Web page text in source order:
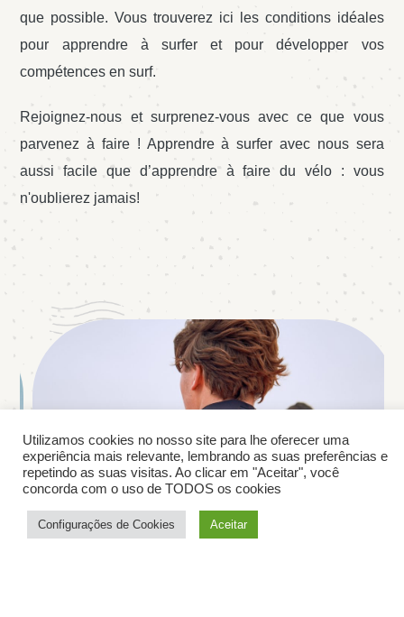
que possible. Vous trouverez ici les conditions idéales
pour apprendre à surfer et pour développer vos
compétences en surf.
Rejoignez-nous et surprenez-vous avec ce que vous
parvenez à faire ! Apprendre à surfer avec nous sera
aussi facile que d’apprendre à faire du vélo : vous
n'oublierez jamais!
Utilizamos cookies no nosso site para lhe oferecer uma
experiência mais relevante, lembrando as suas preferências e
repetindo as suas visitas. Ao clicar em "Aceitar", você
concorda com o uso de TODOS os cookies
Configurações de Cookies Aceitar